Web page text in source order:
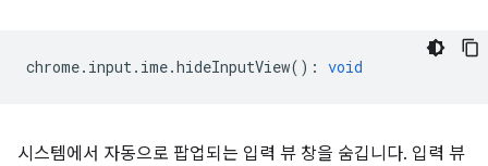
chrome. input. ime.hideInputView() : void
시스템에서 자동으로 팝업되는 입력 뷰 창을 숨깁니다. 입력 뷰